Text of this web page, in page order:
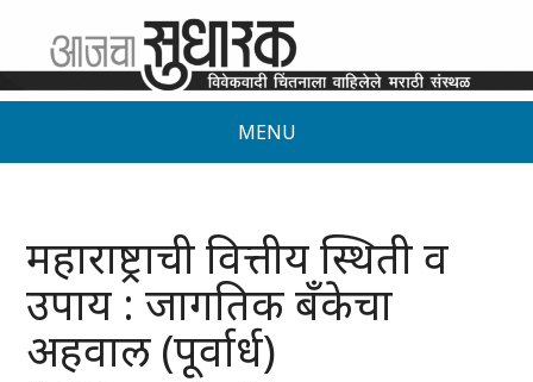
MENU
महाराष्ट्राची वित्तीय स्थिती व
उपाय : जागतिक बँकेचा
अहवाल (पूर्वार्ध)